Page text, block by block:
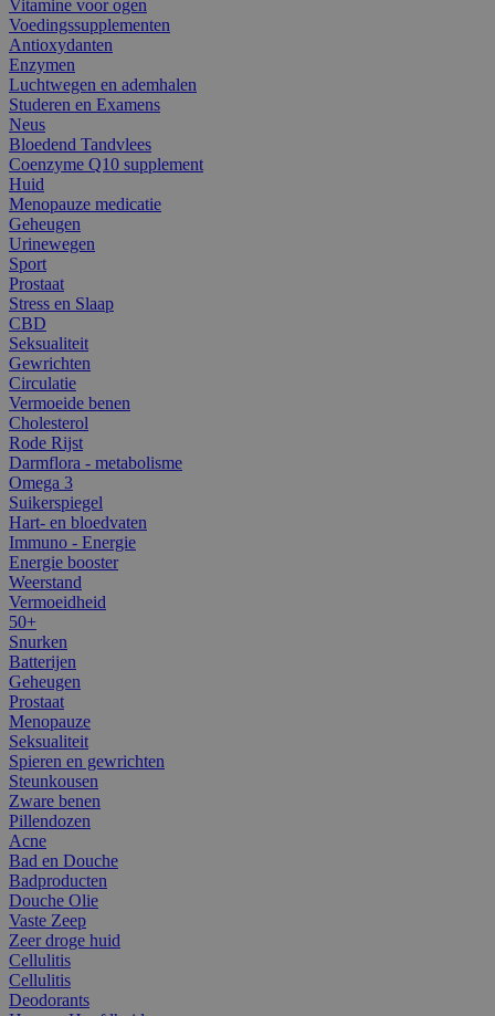
Vitamine voor ogen
Voedingssupplementen
Antioxydanten
Enzymen
Luchtwegen en ademhalen
Studeren en Examens
Neus
Bloedend Tandvlees
Coenzyme Q10 supplement
Huid
Menopauze medicatie
Geheugen
Urinewegen
Sport
Prostaat
Stress en Slaap
CBD
Seksualiteit
Gewrichten
Circulatie
Vermoeide benen
Cholesterol
Rode Rijst
Darmflora - metabolisme
Omega 3
Suikerspiegel
Hart- en bloedvaten
Immuno - Energie
Energie booster
Weerstand
Vermoeidheid
50+
Snurken
Batterijen
Geheugen
Prostaat
Menopauze
Seksualiteit
Spieren en gewrichten
Steunkousen
Zware benen
Pillendozen
Acne
Bad en Douche
Badproducten
Douche Olie
Vaste Zeep
Zeer droge huid
Cellulitis
Cellulitis
Deodorants